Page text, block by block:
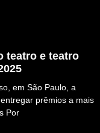
teatro e teatro
em São Paulo, a
prêmios a mais
Por